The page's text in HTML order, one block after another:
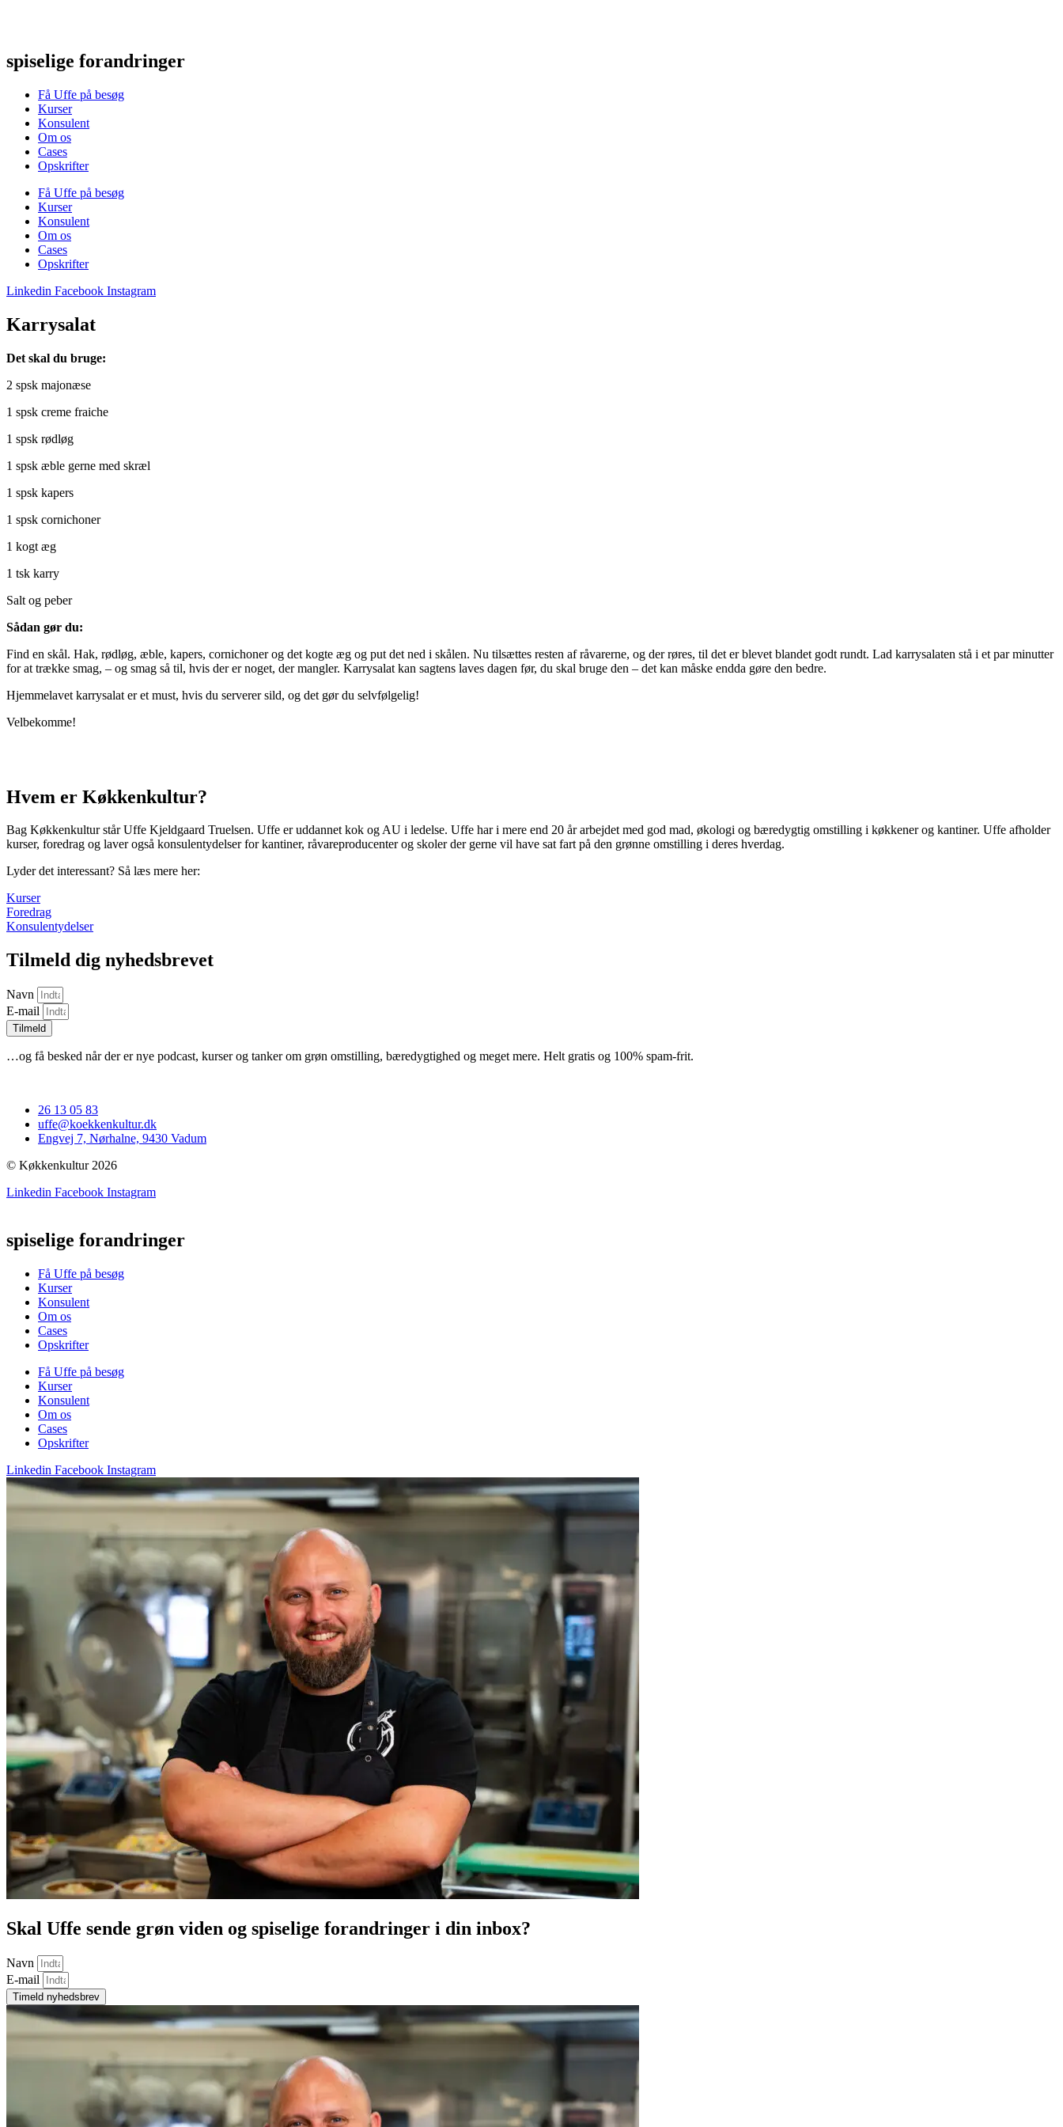
spiselige forandringer
Få Uffe på besøg
Kurser
Konsulent
Om os
Cases
Opskrifter
Få Uffe på besøg
Kurser
Konsulent
Om os
Cases
Opskrifter
Linkedin Facebook Instagram
Karrysalat
Det skal du bruge:
2 spsk majonæse
1 spsk creme fraiche
1 spsk rødløg
1 spsk æble gerne med skræl
1 spsk kapers
1 spsk cornichoner
1 kogt æg
1 tsk karry
Salt og peber
Sådan gør du:
Find en skål. Hak, rødløg, æble, kapers, cornichoner og det kogte æg og put det ned i skålen. Nu tilsættes resten af råvarerne, og der røres, til det er blevet blandet godt rundt. Lad karrysalaten stå i et par minutter
for at trække smag, – og smag så til, hvis der er noget, der mangler. Karrysalat kan sagtens laves dagen før, du skal bruge den – det kan måske endda gøre den bedre.
Hjemmelavet karrysalat er et must, hvis du serverer sild, og det gør du selvfølgelig!
Velbekomme!
Hvem er Køkkenkultur?
Bag Køkkenkultur står Uffe Kjeldgaard Truelsen. Uffe er uddannet kok og AU i ledelse. Uffe har i mere end 20 år arbejdet med god mad, økologi og bæredygtig omstilling i køkkener og kantiner. Uffe afholder
kurser, foredrag og laver også konsulentydelser for kantiner, råvareproducenter og skoler der gerne vil have sat fart på den grønne omstilling i deres hverdag.
Lyder det interessant? Så læs mere her:
Kurser
Foredrag
Konsulentydelser
Tilmeld dig nyhedsbrevet
Navn
E-mail
Tilmeld
…og få besked når der er nye podcast, kurser og tanker om grøn omstilling, bæredygtighed og meget mere. Helt gratis og 100% spam-frit.
26 13 05 83
uffe@koekkenkultur.dk
Engvej 7, Nørhalne, 9430 Vadum
© Køkkenkultur 2026
Linkedin Facebook Instagram
spiselige forandringer
Få Uffe på besøg
Kurser
Konsulent
Om os
Cases
Opskrifter
Få Uffe på besøg
Kurser
Konsulent
Om os
Cases
Opskrifter
Linkedin Facebook Instagram
Skal Uffe sende grøn viden og spiselige forandringer i din inbox?
Navn
E-mail
Timeld nyhedsbrev